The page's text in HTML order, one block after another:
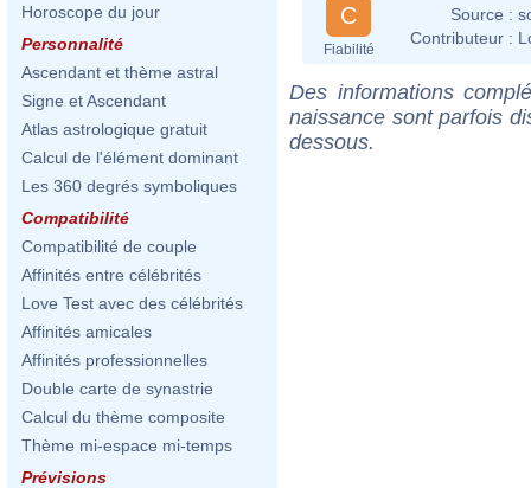
Horoscope du jour
Personnalité
Ascendant et thème astral
Signe et Ascendant
Atlas astrologique gratuit
Calcul de l'élément dominant
Les 360 degrés symboliques
Compatibilité
Compatibilité de couple
Affinités entre célébrités
Love Test avec des célébrités
Affinités amicales
Affinités professionnelles
Double carte de synastrie
Calcul du thème composite
Thème mi-espace mi-temps
Prévisions
C
Fiabilité
Source :
Contributeur :
Des informations
naissance sont parfois
dessous.